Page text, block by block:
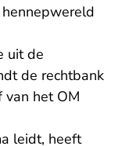
uit de
de rechtbank
van het OM
leidt, heeft